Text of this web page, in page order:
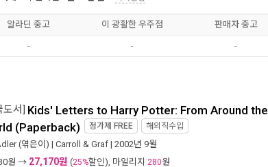
알라딘 중고 이 광활한 우주점 판매자 중고
- - -
도서] Kids' Letters to Harry Potter: From Around the
(Paperback) 정가제 FREE 해외직수입
(엮은이) | Carroll & Graf | 2002년 9월
원 → 27,170원 (25%할인), 마일리지 280원